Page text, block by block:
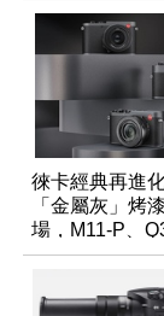
徠卡經典再進
「金屬灰」烤
場，M11-P、
領銜換裝